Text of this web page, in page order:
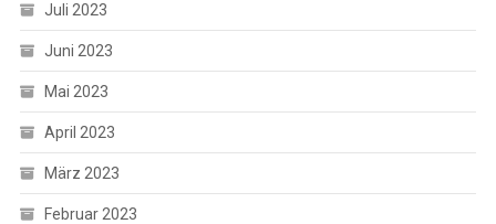
Juli 2023
Juni 2023
Mai 2023
April 2023
März 2023
Februar 2023